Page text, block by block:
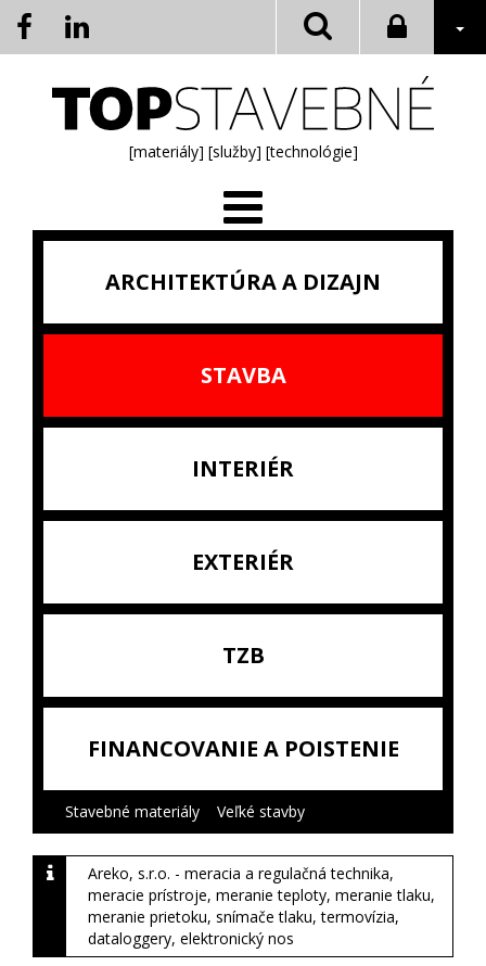
[materiály] [služby] [technológie]
ARCHITEKTÚRA A DIZAJN
STAVBA
INTERIÉR
EXTERIÉR
TZB
FINANCOVANIE A POISTENIE
Stavebné materiály Veľké stavby
Areko, s.r.o. - meracia a regulačná technika,
meracie prístroje, meranie teploty, meranie tlaku,
meranie prietoku, snímače tlaku, termovízia,
dataloggery, elektronický nos